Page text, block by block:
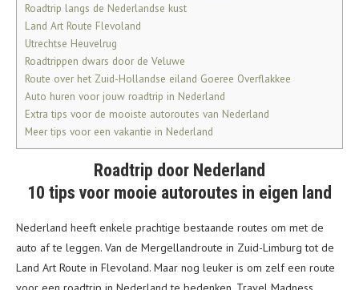
Roadtrip langs de Nederlandse kust
Land Art Route Flevoland
Utrechtse Heuvelrug
Roadtrippen dwars door de Veluwe
Route over het Zuid-Hollandse eiland Goeree Overflakkee
Auto huren voor jouw roadtrip in Nederland
Extra tips voor de mooiste autoroutes van Nederland
Meer tips voor een vakantie in Nederland
Roadtrip door Nederland
10 tips voor mooie autoroutes in eigen land
Nederland heeft enkele prachtige bestaande routes om met de
auto af te leggen. Van de Mergellandroute in Zuid-Limburg tot de
Land Art Route in Flevoland. Maar nog leuker is om zelf een route